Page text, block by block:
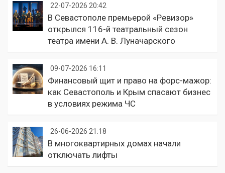
22-07-2026 20:42
В Севастополе премьерой «Ревизор»
открылся 116-й театральный сезон
театра имени А. В. Луначарского
09-07-2026 16:11
Финансовый щит и право на форс-мажор:
как Севастополь и Крым спасают бизнес
в условиях режима ЧС
26-06-2026 21:18
В многоквартирных домах начали
отключать лифты